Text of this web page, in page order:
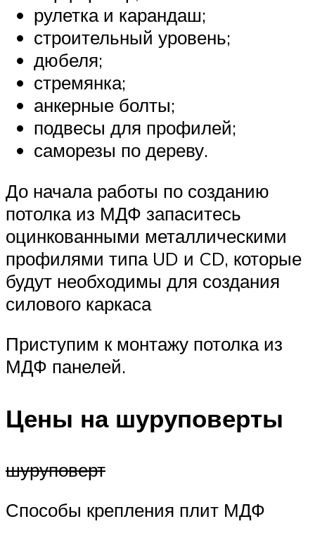
рулетка и карандаш;
строительный уровень;
дюбеля;
стремянка;
анкерные болты;
подвесы для профилей;
саморезы по дереву.
До начала работы по созданию
потолка из МДФ запаситесь
оцинкованными металлическими
профилями типа UD и CD, которые
будут необходимы для создания
силового каркаса
Приступим к монтажу потолка из
МДФ панелей.
Цены на шуруповерты
шуруповерт
Способы крепления плит МДФ